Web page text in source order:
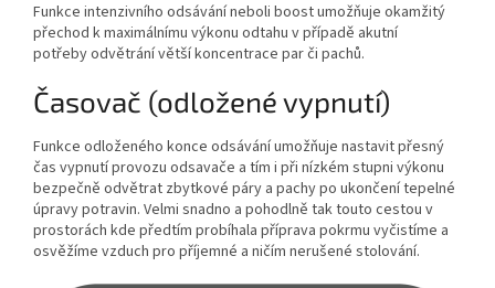
Funkce intenzivního odsávání neboli boost umožňuje okamžitý
přechod k maximálnímu výkonu odtahu v případě akutní
potřeby odvětrání větší koncentrace par či pachů.
Časovač (odložené vypnutí)
Funkce odloženého konce odsávání umožňuje nastavit přesný
čas vypnutí provozu odsavače a tím i při nízkém stupni výkonu
bezpečně odvětrat zbytkové páry a pachy po ukončení tepelné
úpravy potravin. Velmi snadno a pohodlně tak touto cestou v
prostorách kde předtím probíhala příprava pokrmu vyčistíme a
osvěžíme vzduch pro příjemné a ničím nerušené stolování.